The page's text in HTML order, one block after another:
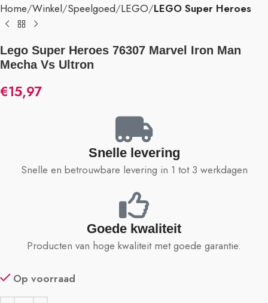
Home Winkel Speelgoed LEGO LEGO Super Heroes
Lego Super Heroes 76307 Marvel Iron Man
Mecha Vs Ultron
€15,97
Snelle levering
Snelle en betrouwbare levering in 1 tot 3 werkdagen
Goede kwaliteit
Producten van hoge kwaliteit met goede garantie.
Op voorraad